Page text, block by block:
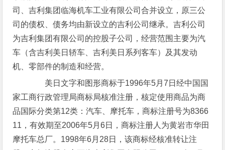
司、吉利集团临海机车工业有限公司合并设立，原三公
司的债权、债务均由新设立的吉利公司继承。吉利公司
为吉利集团有限公司的控股子公司，经营范围主要为汽
车（含吉利美日轿车、吉利美日系列客车）及其发动
机、零部件的制造和经营。
美日文字和图形商标于1996年5月7日经中国国
家工商行政管理局商标局核准注册，核定使用商品为商
品国际分类第12类：汽车、摩托车，商标注册号为8366
11，有效期至2006年5月6日，商标注册人为黄岩市华田
摩托车总厂。1998年6月28日，该商标经核准转让注